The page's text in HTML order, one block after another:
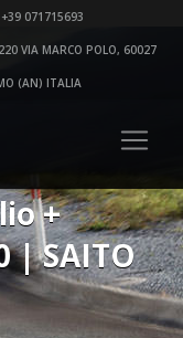
+39 071715693
220 VIA MARCO POLO, 60027
(AN) ITALIA
+
| SAITO